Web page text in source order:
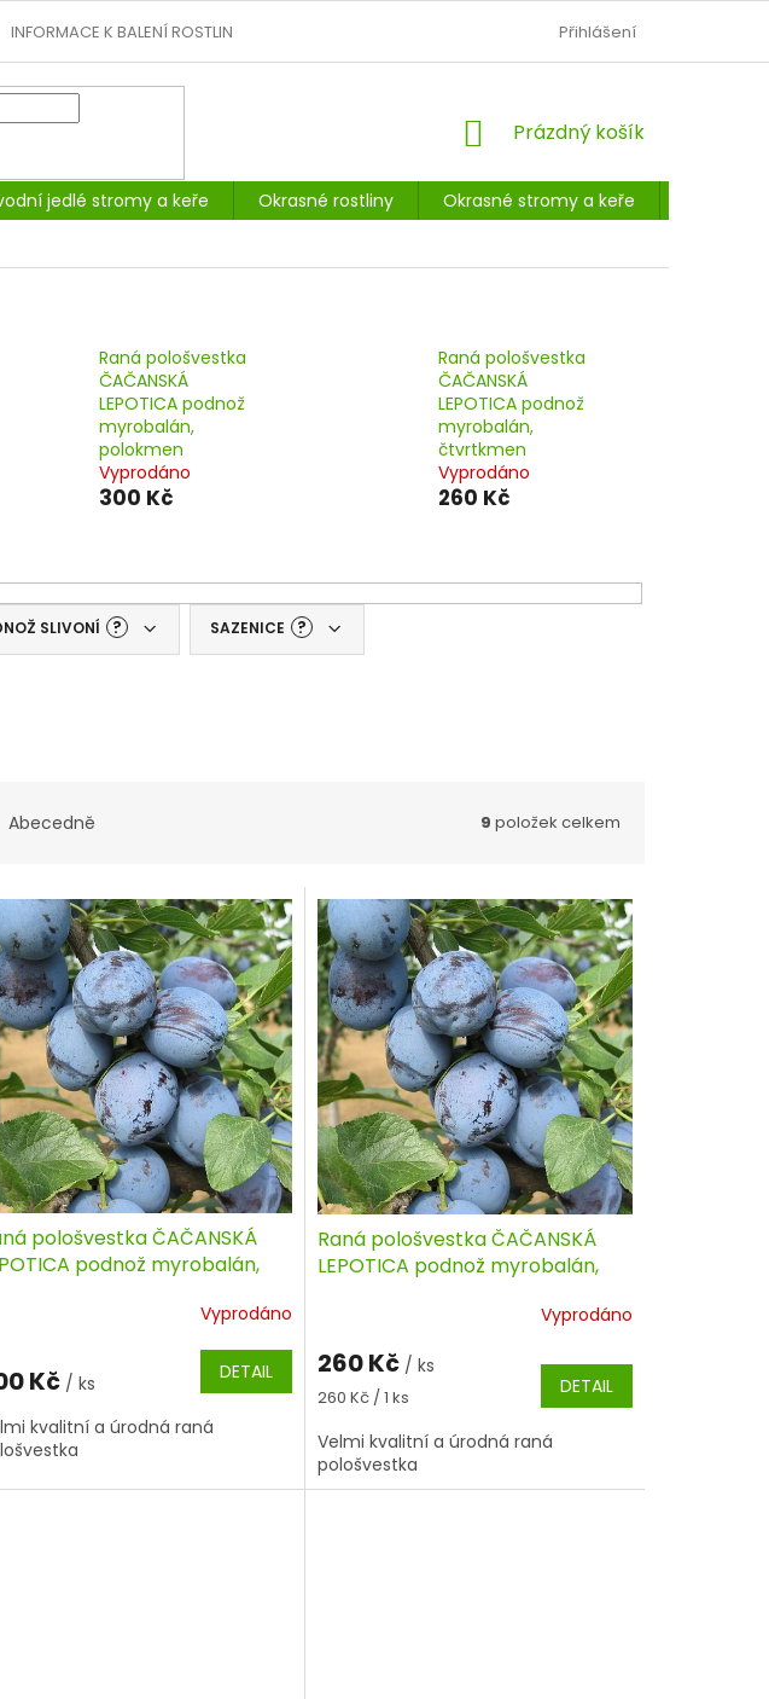
INFORMACE K BALENÍ ROSTLIN PODMÍNKY OCHRANY OSOBNÍCH
Přihlášení
NÁKUPNÍ
Prázdný košík
jedlé stromy a keře Okrasné rostliny Okrasné stromy a keře
Raná pološvestka
ČAČANSKÁ
LEPOTICA podnož
myrobalán,
polokmen
Vyprodáno
300 Kč
Raná pološvestka
ČAČANSKÁ
LEPOTICA podnož
myrobalán,
čtvrtkmen
Vyprodáno
260 Kč
SLIVONÍ ? SAZENICE ?
Abecedně 9 položek celkem
pološvestka ČAČANSKÁ
podnož myrobalán,
Vyprodáno
Kč / ks DETAIL
kvalitní a úrodná raná
Raná pološvestka ČAČANSKÁ
LEPOTICA podnož myrobalán,
Vyprodáno
260 Kč / ks
Měrná
260 Kč / 1 ks DETAIL
Velmi kvalitní a úrodná raná
pološvestka